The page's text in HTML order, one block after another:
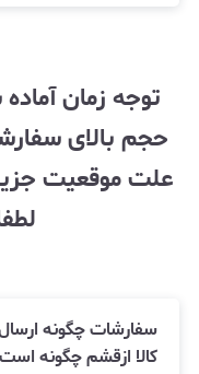
توجه زمان
حجم بالای
سفارشات چگونه
کالا ازقشم چگونه